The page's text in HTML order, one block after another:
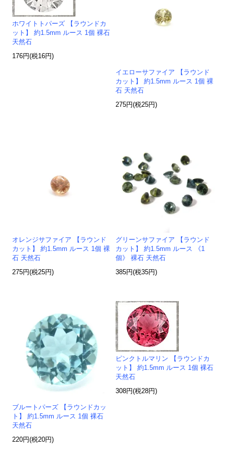
ホワイトトパーズ 【ラウンドカ
ット】 約1.5mm ルース 1個 裸石
天然石
176円(税16円)
イエローサファイア 【ラウンド
カット】 約1.5mm ルース 1個 裸
石 天然石
275円(税25円)
オレンジサファイア 【ラウンド
カット】 約1.5mm ルース 1個 裸
石 天然石
275円(税25円)
グリーンサファイア 【ラウンド
カット】 約1.5mm ルース 《1
個》 裸石 天然石
385円(税35円)
ブルートパーズ 【ラウンドカッ
ト】 約1.5mm ルース 1個 裸石
天然石
220円(税20円)
ピンクトルマリン 【ラウンドカ
ット】 約1.5mm ルース 1個 裸石
天然石
308円(税28円)